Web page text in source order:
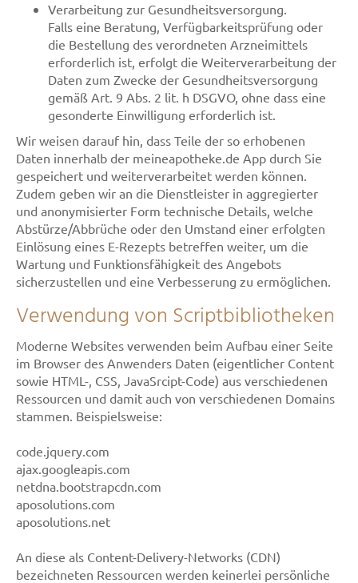
Verarbeitung zur Gesundheitsversorgung.
Falls eine Beratung, Verfügbarkeitsprüfung oder
die Bestellung des verordneten Arzneimittels
erforderlich ist, erfolgt die Weiterverarbeitung der
Daten zum Zwecke der Gesundheitsversorgung
gemäß Art. 9 Abs. 2 lit. h DSGVO, ohne dass eine
gesonderte Einwilligung erforderlich ist.
Wir weisen darauf hin, dass Teile der so erhobenen
Daten innerhalb der meineapotheke.de App durch Sie
gespeichert und weiterverarbeitet werden können.
Zudem geben wir an die Dienstleister in aggregierter
und anonymisierter Form technische Details, welche
Abstürze/Abbrüche oder den Umstand einer erfolgten
Einlösung eines E-Rezepts betreffen weiter, um die
Wartung und Funktionsfähigkeit des Angebots
sicherzustellen und eine Verbesserung zu ermöglichen.
Verwendung von Scriptbibliotheken
Moderne Websites verwenden beim Aufbau einer Seite
im Browser des Anwenders Daten (eigentlicher Content
sowie HTML-, CSS, JavaSrcipt-Code) aus verschiedenen
Ressourcen und damit auch von verschiedenen Domains
stammen. Beispielsweise:
code.jquery.com
ajax.googleapis.com
netdna.bootstrapcdn.com
aposolutions.com
aposolutions.net
An diese als Content-Delivery-Networks (CDN)
bezeichneten Ressourcen werden keinerlei persönliche